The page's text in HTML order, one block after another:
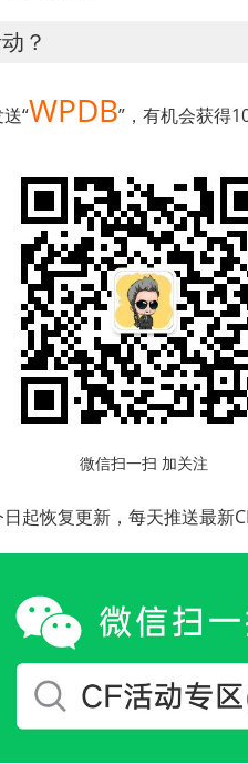
？
“WPDB”，有机会获得
微信扫一扫 加关注
起恢复更新，每天推送最新